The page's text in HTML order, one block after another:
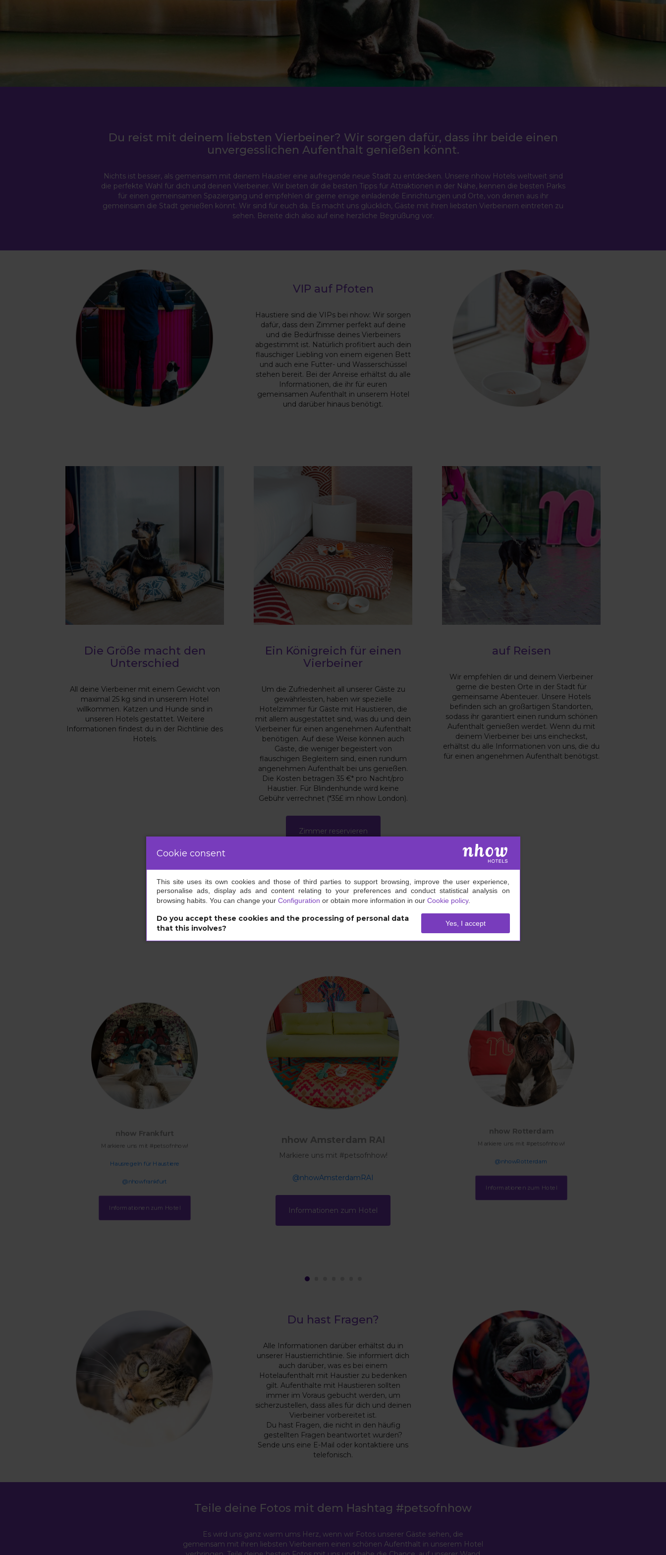
Du reist mit deinem liebsten Vierbeiner? Wir sorgen dafür, dass ihr beide einen
unvergesslichen Aufenthalt genießen könnt.
Nichts ist besser, als gemeinsam mit deinem Haustier eine aufregende neue Stadt zu entdecken. Unsere nhow Hotels weltweit sind
die perfekte Wahl für dich und deinen Vierbeiner. Wir bieten dir die besten Tipps für Attraktionen in der Nähe, kennen die besten Parks
für einen gemeinsamen Spaziergang und empfehlen dir gerne einige einladende Einrichtungen und Orte, von denen aus ihr
gemeinsam die Stadt genießen könnt. Wir sind für euch da. Es macht uns glücklich, Gäste mit ihren liebsten Vierbeinern eintreten zu
sehen. Bereite dich also auf eine herzliche Begrüßung vor.
VIP auf Pfoten
Haustiere sind die VIPs bei nhow: Wir sorgen
dafür, dass dein Zimmer perfekt auf deine
und die Bedürfnisse deines Vierbeiners
abgestimmt ist. Natürlich profitiert auch dein
flauschiger Liebling von einem eigenen Bett
und auch eine Futter- und Wasserschüssel
stehen bereit. Bei der Anreise erhältst du alle
Informationen, die ihr für euren
gemeinsamen Aufenthalt in unserem Hotel
und darüber hinaus benötigt.
Die Größe macht den
Unterschied
All deine Vierbeiner mit einem Gewicht von
maximal 25 kg sind in unserem Hotel
willkommen. Katzen und Hunde sind in
unseren Hotels gestattet. Weitere
Informationen findest du in der Richtlinie des
Hotels.
Ein Königreich für einen
Vierbeiner
Um die Zufriedenheit all unserer Gäste zu
gewährleisten, haben wir spezielle
Hotelzimmer für Gäste mit Haustieren, die
mit allem ausgestattet sind, was du und dein
Vierbeiner für einen angenehmen Aufenthalt
benötigen. Auf diese Weise können auch
Gäste, die weniger begeistert von
flauschigen Begleitern sind, einen rundum
angenehmen Aufenthalt bei uns genießen.
Die Kosten betragen 35 €* pro Nacht/pro
Haustier. Für Blindenhunde wird keine
Gebühr verrechnet (*35£ im nhow London).
Zimmer reservieren
auf Reisen
Wir empfehlen dir und deinem Vierbeiner
gerne die besten Orte in der Stadt für
gemeinsame Abenteuer. Unsere Hotels
befinden sich an großartigen Standorten,
sodass ihr garantiert einen rundum schönen
Aufenthalt genießen werdet. Wenn du mit
deinem Vierbeiner bei uns eincheckst,
erhältst du alle Informationen von uns, die du
für einen angenehmen Aufenthalt benötigst.
Unsere Hotels
nhow Frankfurt
Markiere uns mit #petsofnhow!
Hausregeln für Haustiere
@nhowfrankfurt
Informationen zum Hotel
nhow Amsterdam RAI
Markiere uns mit #petsofnhow!
@nhowAmsterdamRAI
Informationen zum Hotel
nhow Rotterdam
Markiere uns mit #petsofnhow!
@nhowRotterdam
Informationen zum Hotel
Du hast Fragen?
Alle Informationen darüber erhältst du in
unserer Haustierrichtlinie. Sie informiert dich
auch darüber, was es bei einem
Hotelaufenthalt mit Haustier zu bedenken
gilt. Aufenthalte mit Haustieren sollten
immer im Voraus gebucht werden, um
sicherzustellen, dass alles für dich und deinen
Vierbeiner vorbereitet ist.
Du hast Fragen, die nicht in den häufig
gestellten Fragen beantwortet wurden?
Sende uns eine E-Mail oder kontaktiere uns
telefonisch.
Teile deine Fotos mit dem Hashtag #petsofnhow
Es wird uns ganz warm ums Herz, wenn wir Fotos unserer Gäste sehen, die
gemeinsam mit ihren liebsten Vierbeinern einen schönen Aufenthalt in unserem Hotel
Cookie consent
This site uses its own cookies and those of third parties to support browsing, improve the user experience,
personalise ads, display ads and content relating to your preferences and conduct statistical analysis on
browsing habits. You can change your Configuration or obtain more information in our Cookie policy.
Do you accept these cookies and the processing of personal data
that this involves?
Yes, I accept